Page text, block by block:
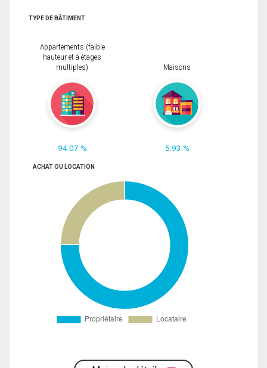
TYPE DE BÂTIMENT
Appartements (faible
hauteur et à étages
multiples)
94.07 %
Maisons
5.93 %
ACHAT OU LOCATION